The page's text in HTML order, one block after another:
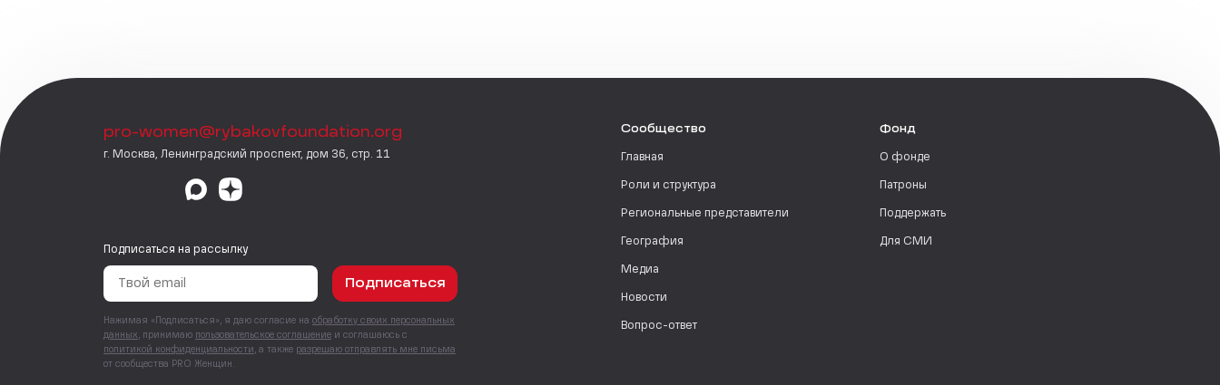
pro-women@rybakovfoundation.org
г. Москва, Ленинградский проспект, дом 36, стр. 11
Подписаться на рассылку
Подписаться
Нажимая «Подписаться», я даю согласие на обработку своих персональных
данных , принимаю пользовательское соглашение и соглашаюсь с
политикой конфиденциальности , а также разрешаю отправлять мне письма
от сообщества PRO Женщин.
Сообщество
Главная
Роли и структура
Региональные представители
География
Медиа
Новости
Вопрос-ответ
Фонд
О фонде
Патроны
Поддержать
Для СМИ